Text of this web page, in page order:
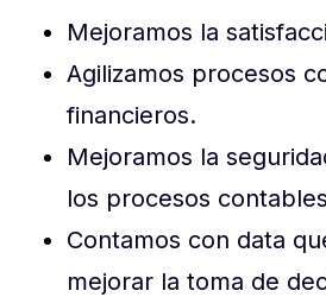
Mejoramos la
Agilizamos procesos
financieros.
Mejoramos la
los procesos
Contamos con data
mejorar la toma de